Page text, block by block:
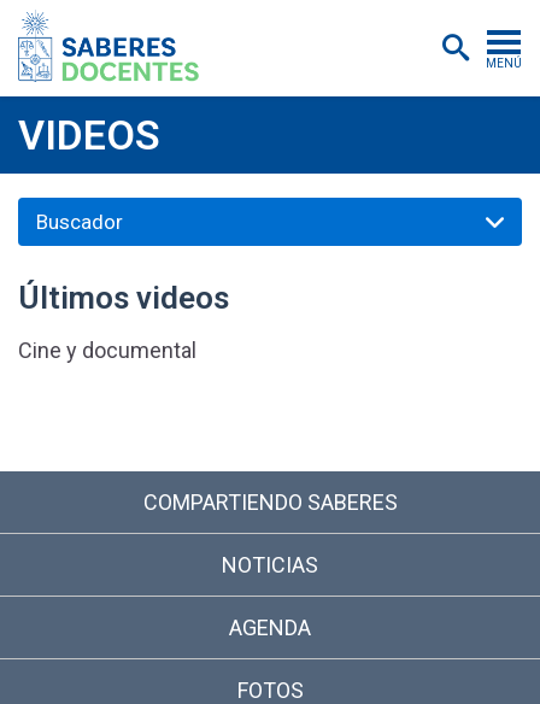
MENÚ
Postítulos y diplomados
Certificados digitales
VIDEOS
Últimos videos
Cine y documental
COMPARTIENDO SABERES
NOTICIAS
AGENDA
FOTOS